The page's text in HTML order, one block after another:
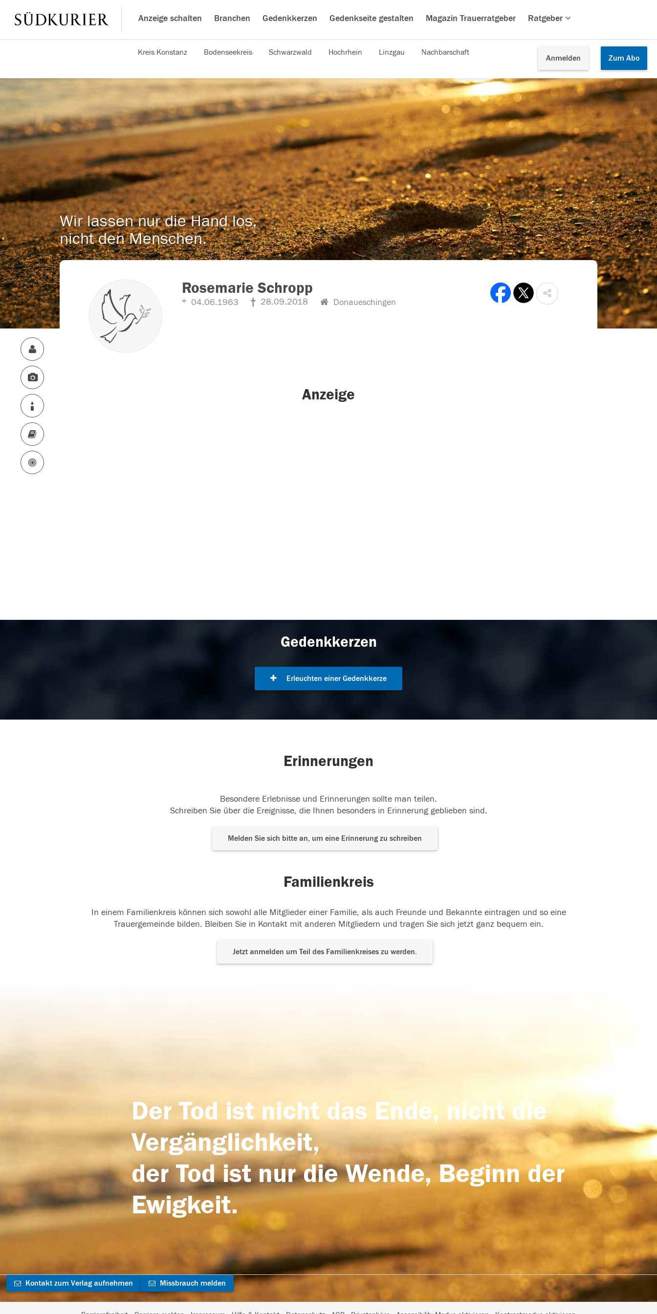
Anzeige schalten Branchen Gedenkkerzen Gedenkseite gestalten Magazin Trauerratgeber Ratgeber
Anmelden Zum Abo
Kreis Konstanz Bodenseekreis Schwarzwald Hochrhein Linzgau Nachbarschaft
Wir lassen nur die Hand los,
nicht den Menschen.
Rosemarie Schropp
04.06.1963 28.09.2018 Donaueschingen
Anzeige
Gedenkkerzen
Erleuchten einer Gedenkkerze
Erinnerungen
Besondere Erlebnisse und Erinnerungen sollte man teilen.
Schreiben Sie über die Ereignisse, die Ihnen besonders in Erinnerung geblieben sind.
Melden Sie sich bitte an, um eine Erinnerung zu schreiben
Familienkreis
In einem Familienkreis können sich sowohl alle Mitglieder einer Familie, als auch Freunde und Bekannte eintragen und so eine
Trauergemeinde bilden. Bleiben Sie in Kontakt mit anderen Mitgliedern und tragen Sie sich jetzt ganz bequem ein.
Jetzt anmelden um Teil des Familienkreises zu werden.
Der Tod ist nicht das Ende, nicht die
Vergänglichkeit,
der Tod ist nur die Wende, Beginn der
Ewigkeit.
Kontakt zum Verlag aufnehmen Missbrauch melden